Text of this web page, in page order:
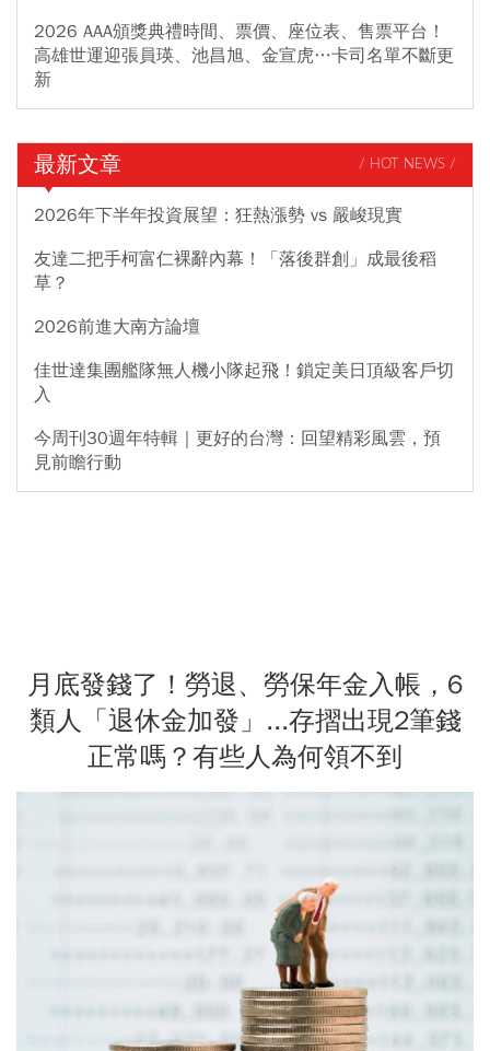
2026 AAA頒獎典禮時間、票價、座位表、售票平台！
高雄世運迎張員瑛、池昌旭、金宣虎…卡司名單不斷更
新
最新文章 / HOT NEWS /
2026年下半年投資展望：狂熱漲勢 vs 嚴峻現實
友達二把手柯富仁裸辭內幕！「落後群創」成最後稻
草？
2026前進大南方論壇
佳世達集團艦隊無人機小隊起飛！鎖定美日頂級客戶切
入
今周刊30週年特輯｜更好的台灣：回望精彩風雲，預
見前瞻行動
月底發錢了！勞退、勞保年金入帳，6
類人「退休金加發」...存摺出現2筆錢
正常嗎？有些人為何領不到